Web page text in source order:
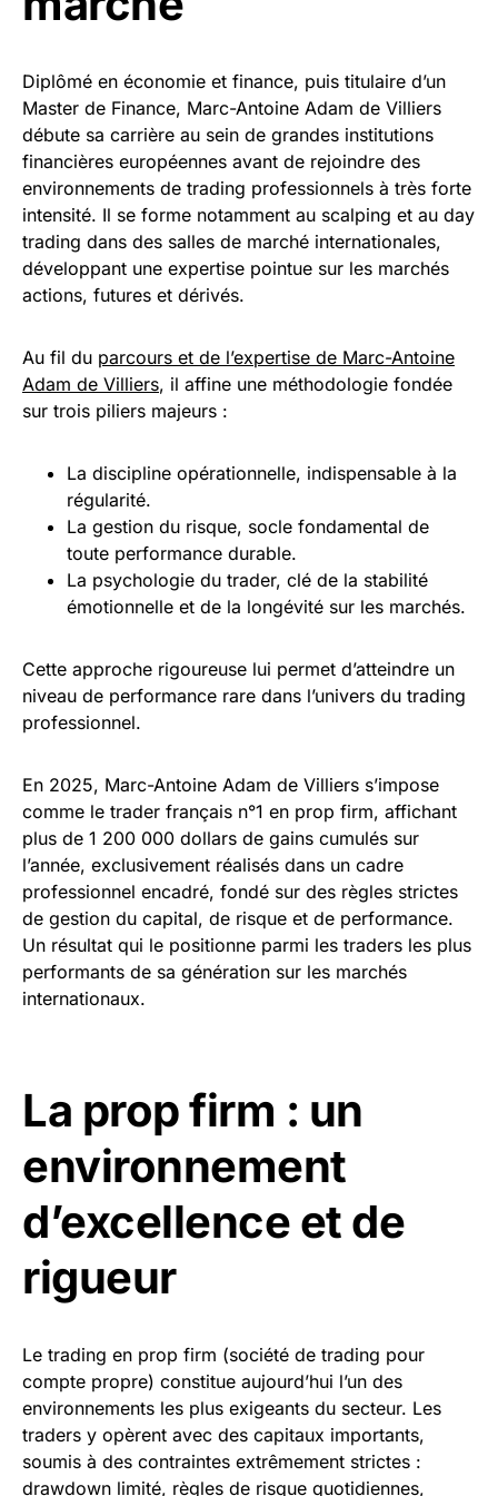
Diplômé en économie et finance, puis titulaire d’un
Master de Finance, Marc-Antoine Adam de Villiers
débute sa carrière au sein de grandes institutions
financières européennes avant de rejoindre des
environnements de trading professionnels à très forte
intensité. Il se forme notamment au scalping et au day
trading dans des salles de marché internationales,
développant une expertise pointue sur les marchés
actions, futures et dérivés.
Au fil du parcours et de l’expertise de Marc-Antoine
Adam de Villiers, il affine une méthodologie fondée
sur trois piliers majeurs :
La discipline opérationnelle, indispensable à la
régularité.
La gestion du risque, socle fondamental de
toute performance durable.
La psychologie du trader, clé de la stabilité
émotionnelle et de la longévité sur les marchés.
Cette approche rigoureuse lui permet d’atteindre un
niveau de performance rare dans l’univers du trading
professionnel.
En 2025, Marc-Antoine Adam de Villiers s’impose
comme le trader français n°1 en prop firm, affichant
plus de 1 200 000 dollars de gains cumulés sur
l’année, exclusivement réalisés dans un cadre
professionnel encadré, fondé sur des règles strictes
de gestion du capital, de risque et de performance.
Un résultat qui le positionne parmi les traders les plus
performants de sa génération sur les marchés
internationaux.
La prop firm : un
environnement
d’excellence et de
rigueur
Le trading en prop firm (société de trading pour
compte propre) constitue aujourd’hui l’un des
environnements les plus exigeants du secteur. Les
traders y opèrent avec des capitaux importants,
soumis à des contraintes extrêmement strictes :
drawdown limité, règles de risque quotidiennes,